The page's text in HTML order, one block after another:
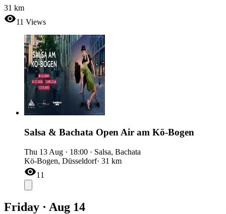
31 km
11 Views
Salsa & Bachata Open Air am Kö-Bogen
Thu 13 Aug · 18:00 · Salsa, Bachata
Kö-Bogen, Düsseldorf· 31 km
11
Friday · Aug 14